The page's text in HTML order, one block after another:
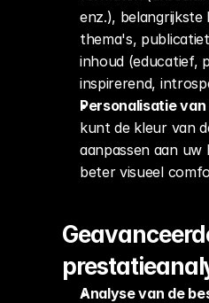
enz.), belangrijkste
thema's,
inhoud (educatief,
inspirerend,
Personalisatie
kunt de kleur van
aanpassen aan uw
beter visueel
Analyse van de